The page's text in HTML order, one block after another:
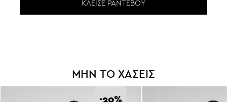
ΚΛΕΊΣΕ ΡΑΝΤΕΒΟΎ
ΜΗΝ ΤΟ ΧΑΣΕΙΣ
-20%